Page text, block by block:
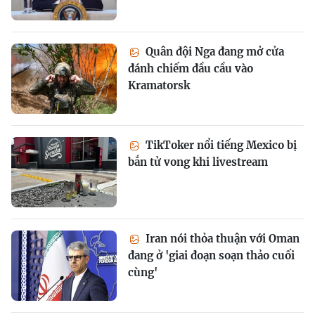
Quân đội Nga đang mở cửa
đánh chiếm đầu cầu vào
Kramatorsk
TikToker nổi tiếng Mexico bị
bắn tử vong khi livestream
Iran nói thỏa thuận với Oman
đang ở 'giai đoạn soạn thảo cuối
cùng'